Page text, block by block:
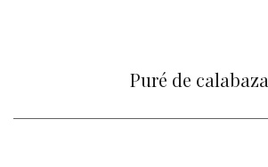
Puré de calabaza